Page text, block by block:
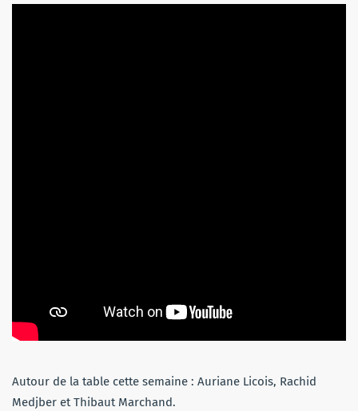
Autour de la table cette semaine : Auriane Licois, Rachid
Medjber et Thibaut Marchand.